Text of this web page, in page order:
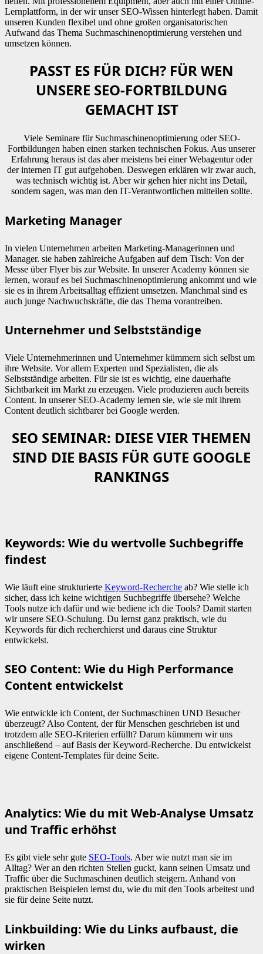
Lernplattform, in der wir unser SEO-Wissen hinterlegt haben. Damit
unseren Kunden flexibel und ohne großen organisatorischen
Aufwand das Thema Suchmaschinenoptimierung verstehen und
umsetzen können.
PASST ES FÜR DICH? FÜR WEN
UNSERE SEO-FORTBILDUNG
GEMACHT IST
Viele Seminare für Suchmaschinenoptimierung oder SEO-
Fortbildungen haben einen starken technischen Fokus. Aus unserer
Erfahrung heraus ist das aber meistens bei einer Webagentur oder
der internen IT gut aufgehoben. Deswegen erklären wir zwar auch,
was technisch wichtig ist. Aber wir gehen hier nicht ins Detail,
sondern sagen, was man den IT-Verantwortlichen mitteilen sollte.
Marketing Manager
In vielen Unternehmen arbeiten Marketing-Managerinnen und
Manager. sie haben zahlreiche Aufgaben auf dem Tisch: Von der
Messe über Flyer bis zur Website. In unserer Academy können sie
lernen, worauf es bei Suchmaschinenoptimierung ankommt und wie
sie es in ihrem Arbeitsalltag effizient umsetzen. Manchmal sind es
auch junge Nachwuchskräfte, die das Thema vorantreiben.
Unternehmer und Selbstständige
Viele Unternehmerinnen und Unternehmer kümmern sich selbst um
ihre Website. Vor allem Experten und Spezialisten, die als
Selbstständige arbeiten. Für sie ist es wichtig, eine dauerhafte
Sichtbarkeit im Markt zu erzeugen. Viele produzieren auch bereits
Content. In unserer SEO-Academy lernen sie, wie sie mit ihrem
Content deutlich sichtbarer bei Google werden.
SEO SEMINAR: DIESE VIER THEMEN
SIND DIE BASIS FÜR GUTE GOOGLE
RANKINGS
Keywords: Wie du wertvolle Suchbegriffe
findest
Wie läuft eine strukturierte Keyword-Recherche ab? Wie stelle ich
sicher, dass ich keine wichtigen Suchbegriffe übersehe? Welche
Tools nutze ich dafür und wie bediene ich die Tools? Damit starten
wir unsere SEO-Schulung. Du lernst ganz praktisch, wie du
Keywords für dich recherchierst und daraus eine Struktur
entwickelst.
SEO Content: Wie du High Performance
Content entwickelst
Wie entwickle ich Content, der Suchmaschinen UND Besucher
überzeugt? Also Content, der für Menschen geschrieben ist und
trotzdem alle SEO-Kriterien erfüllt? Darum kümmern wir uns
anschließend – auf Basis der Keyword-Recherche. Du entwickelst
eigene Content-Templates für deine Seite.
Analytics: Wie du mit Web-Analyse Umsatz
und Traffic erhöhst
Es gibt viele sehr gute SEO-Tools. Aber wie nutzt man sie im
Alltag? Wer an den richten Stellen guckt, kann seinen Umsatz und
Traffic über die Suchmaschinen deutlich steigern. Anhand von
praktischen Beispielen lernst du, wie du mit den Tools arbeitest und
sie für deine Seite nutzt.
Linkbuilding: Wie du Links aufbaust, die
wirken